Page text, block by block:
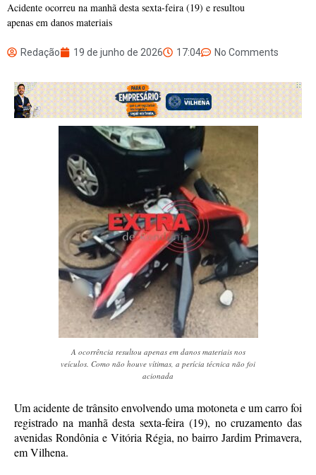
Acidente ocorreu na manhã desta sexta-feira (19) e resultou
apenas em danos materiais
Redação 19 de junho de 2026 17:04 No Comments
A ocorrência resultou apenas em danos materiais nos
veículos. Como não houve vítimas, a perícia técnica não foi
acionada
Um acidente de trânsito envolvendo uma motoneta e um carro foi
registrado na manhã desta sexta-feira (19), no cruzamento das
avenidas Rondônia e Vitória Régia, no bairro Jardim Primavera,
em Vilhena.